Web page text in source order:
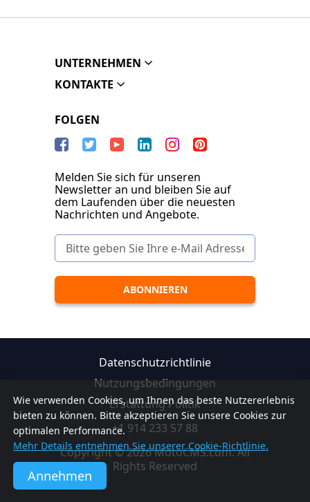
Wie verwenden Cookies, um Ihnen das beste Nutzererlebnis
bieten zu können. Bitte akzeptieren Sie unsere Cookies zur
optimalen Performance.
Mehr Details entnehmen Sie unserer Cookie-Richtlinie.
Annehmen
UNTERNEHMEN
KONTAKTE
FOLGEN
Melden Sie sich für unseren
Newsletter an und bleiben Sie auf
dem Laufenden über die neuesten
Nachrichten und Angebote.
Datenschutzrichtlinie
Nutzungsbedingungen
Erstattung Politik
+1 914 233 57 88
Copyright © 2026 MotoCMS.com. All
Rights Reserved